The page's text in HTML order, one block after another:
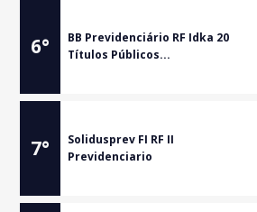
6°
BB Previdenciário RF Idka 20
Títulos Públicos...
7°
Solidusprev FI RF II
Previdenciario